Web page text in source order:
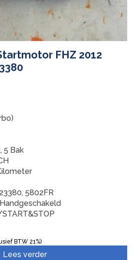
FHZ 2012
5 Bak
5802FR
Handgeschakeld
BTW 21%)
Lees verder